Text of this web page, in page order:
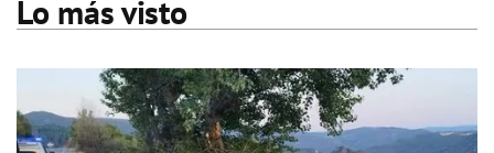
Lo más visto